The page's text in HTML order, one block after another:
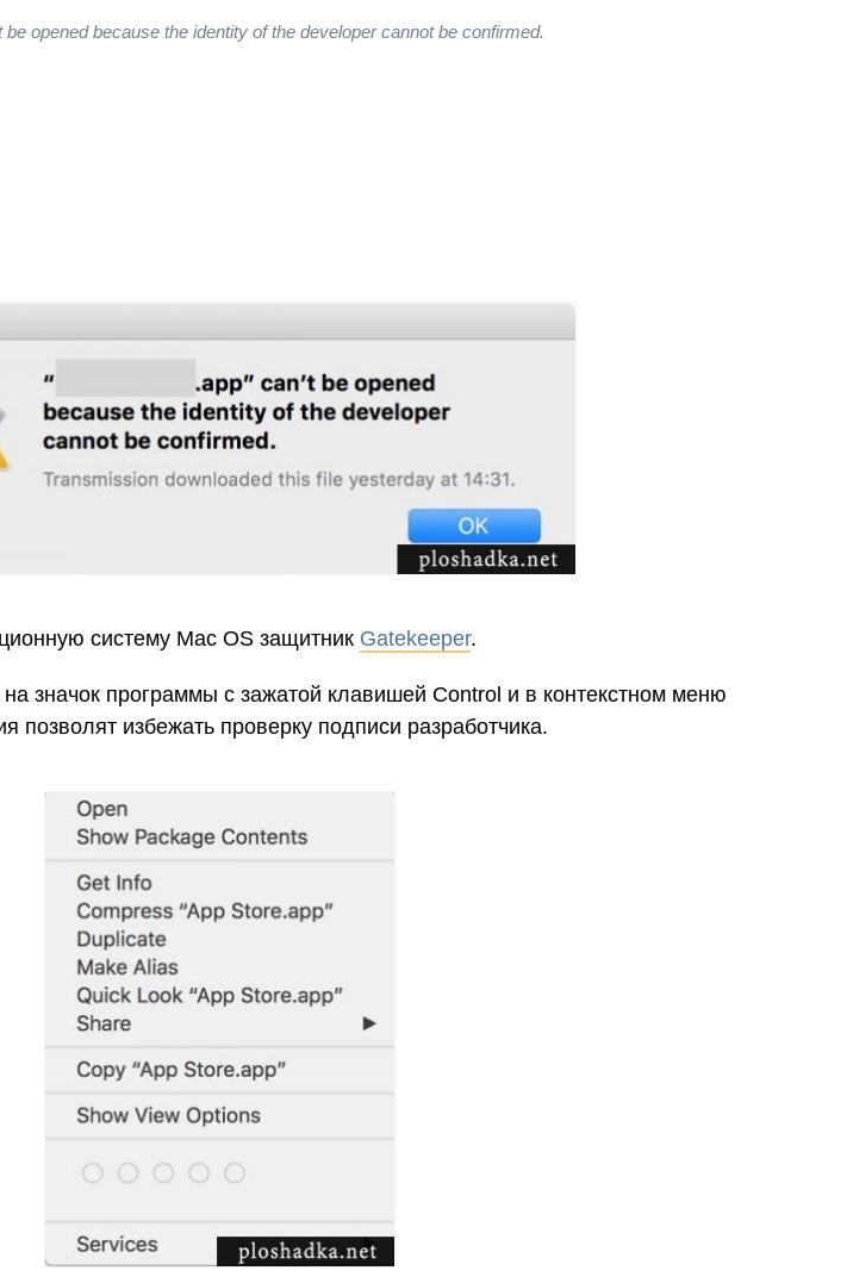
be opened because the identity of the developer cannot be confirmed.
систему Mac OS защитник Gatekeeper.
значок программы с зажатой клавишей Control и в контекстном меню
позволят избежать проверку подписи разработчика.